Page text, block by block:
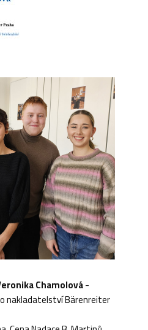
Chamolová-
nakladatelství Bärenreiter